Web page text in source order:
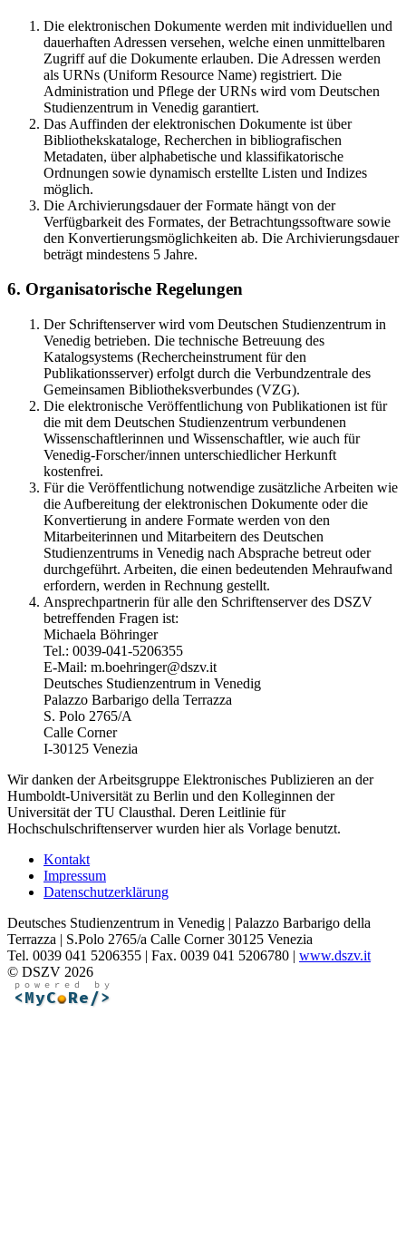
Die elektronischen Dokumente werden mit individuellen und
dauerhaften Adressen versehen, welche einen unmittelbaren
Zugriff auf die Dokumente erlauben. Die Adressen werden
als URNs (Uniform Resource Name) registriert. Die
Administration und Pflege der URNs wird vom Deutschen
Studienzentrum in Venedig garantiert.
Das Auffinden der elektronischen Dokumente ist über
Bibliothekskataloge, Recherchen in bibliografischen
Metadaten, über alphabetische und klassifikatorische
Ordnungen sowie dynamisch erstellte Listen und Indizes
möglich.
Die Archivierungsdauer der Formate hängt von der
Verfügbarkeit des Formates, der Betrachtungssoftware sowie
den Konvertierungsmöglichkeiten ab. Die Archivierungsdauer
beträgt mindestens 5 Jahre.
6. Organisatorische Regelungen
Der Schriftenserver wird vom Deutschen Studienzentrum in
Venedig betrieben. Die technische Betreuung des
Katalogsystems (Rechercheinstrument für den
Publikationsserver) erfolgt durch die Verbundzentrale des
Gemeinsamen Bibliotheksverbundes (VZG).
Die elektronische Veröffentlichung von Publikationen ist für
die mit dem Deutschen Studienzentrum verbundenen
Wissenschaftlerinnen und Wissenschaftler, wie auch für
Venedig-Forscher/innen unterschiedlicher Herkunft
kostenfrei.
Für die Veröffentlichung notwendige zusätzliche Arbeiten wie
die Aufbereitung der elektronischen Dokumente oder die
Konvertierung in andere Formate werden von den
Mitarbeiterinnen und Mitarbeitern des Deutschen
Studienzentrums in Venedig nach Absprache betreut oder
durchgeführt. Arbeiten, die einen bedeutenden Mehraufwand
erfordern, werden in Rechnung gestellt.
Ansprechpartnerin für alle den Schriftenserver des DSZV
betreffenden Fragen ist:
Michaela Böhringer
Tel.: 0039-041-5206355
E-Mail: m.boehringer@dszv.it
Deutsches Studienzentrum in Venedig
Palazzo Barbarigo della Terrazza
S. Polo 2765/A
Calle Corner
I-30125 Venezia
Wir danken der Arbeitsgruppe Elektronisches Publizieren an der
Humboldt-Universität zu Berlin und den Kolleginnen der
Universität der TU Clausthal. Deren Leitlinie für
Hochschulschriftenserver wurden hier als Vorlage benutzt.
Kontakt
Impressum
Datenschutzerklärung
Deutsches Studienzentrum in Venedig | Palazzo Barbarigo della
Terrazza | S.Polo 2765/a Calle Corner 30125 Venezia
Tel. 0039 041 5206355 | Fax. 0039 041 5206780 | www.dszv.it
© DSZV 2026